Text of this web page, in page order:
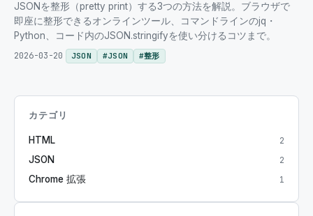
JSONを整形（pretty print）する3つの方法を解説。ブラウザで
即座に整形できるオンラインツール、コマンドラインのjq・
Python、コード内のJSON.stringifyを使い分けるコツまで。
2026-03-20
JSON #JSON #整形
カテゴリ
HTML 2
JSON 2
Chrome 拡張 1